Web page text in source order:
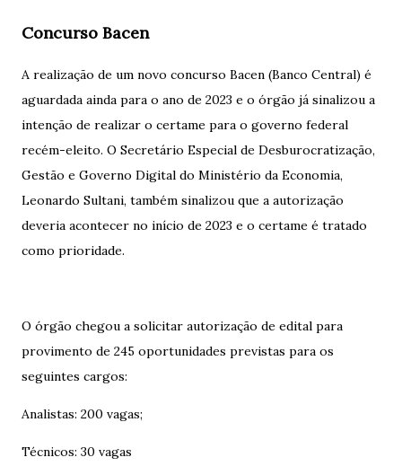
Concurso Bacen
A realização de um novo concurso Bacen (Banco Central) é
aguardada ainda para o ano de 2023 e o órgão já sinalizou a
intenção de realizar o certame para o governo federal
recém-eleito. O Secretário Especial de Desburocratização,
Gestão e Governo Digital do Ministério da Economia,
Leonardo Sultani, também sinalizou que a autorização
deveria acontecer no início de 2023 e o certame é tratado
como prioridade.
O órgão chegou a solicitar autorização de edital para
provimento de 245 oportunidades previstas para os
seguintes cargos:
Analistas: 200 vagas;
Técnicos: 30 vagas